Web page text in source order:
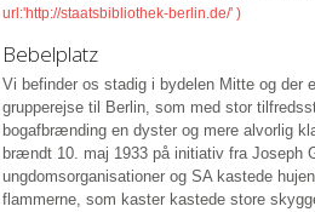
Bebelplatz
Vi befinder os stadig i bydelen Mitte og der
grupperejse til Berlin, som med stor
bogafbrænding en dyster og mere alvorlig
brændt 10. maj 1933 på initiativ fra Joseph
ungdomsorganisationer og SA kastede
flammerne, som kaster kastede store